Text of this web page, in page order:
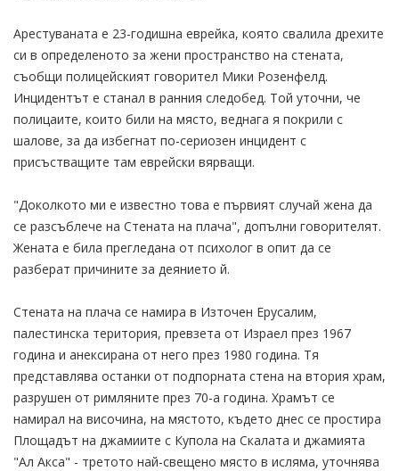
Арестуваната е 23-годишна еврейка, която свалила дрехите
си в определеното за жени пространство на стената,
съобщи полицейският говорител Мики Розенфелд.
Инцидентът е станал в ранния следобед. Той уточни, че
полицаите, които били на място, веднага я покрили с
шалове, за да избегнат по-сериозен инцидент с
присъстващите там еврейски вярващи.
"Доколкото ми е известно това е първият случай жена да
се разсъблече на Стената на плача", допълни говорителят.
Жената е била прегледана от психолог в опит да се
разберат причините за деянието й.
Стената на плача се намира в Източен Ерусалим,
палестинска територия, превзета от Израел през 1967
година и анексирана от него през 1980 година. Тя
представлява останки от подпорната стена на втория храм,
разрушен от римляните през 70-а година. Храмът се
намирал на височина, на мястото, където днес се простира
Площадът на джамиите с Купола на Скалата и джамията
"Ал Акса" - третото най-свещено място в исляма, уточнява